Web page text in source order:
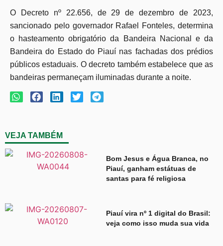
O Decreto nº 22.656, de 29 de dezembro de 2023,
sancionado pelo governador Rafael Fonteles, determina
o hasteamento obrigatório da Bandeira Nacional e da
Bandeira do Estado do Piauí nas fachadas dos prédios
públicos estaduais. O decreto também estabelece que as
bandeiras permaneçam iluminadas durante a noite.
VEJA TAMBÉM
Bom Jesus e Água Branca, no
Piauí, ganham estátuas de
santas para fé religiosa
Piauí vira nº 1 digital do Brasil:
veja como isso muda sua vida